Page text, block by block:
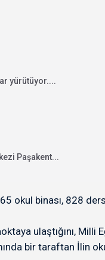
yürütüyor....
Paşakent...
okul binası, 828
ulaştığını, Milli
bir taraftan İlin